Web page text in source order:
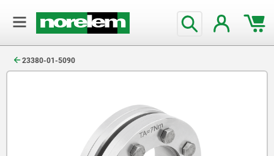
23380-01-5090